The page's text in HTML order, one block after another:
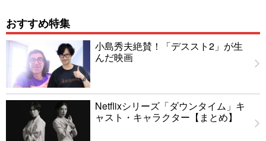
おすすめ特集
小島秀夫絶賛！「デススト2」が生
んだ映画
Netflixシリーズ「ダウンタイム」キ
ャスト・キャラクター【まとめ】